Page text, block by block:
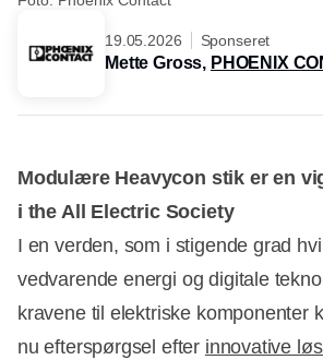
19.05.2026 Sponseret
Mette Gross, PHOENIX
Modulære Heavycon stik er en
i the All Electric Society
I en verden, som i stigende grad
vedvarende energi og digitale
kravene til elektriske komponenter
nu efterspørgsel efter innovative